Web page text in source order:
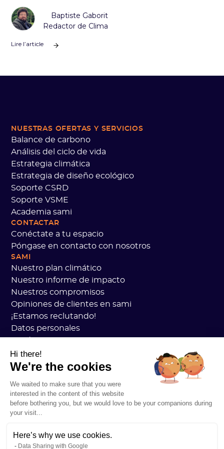
Baptiste Gaborit
Redactor de Clima
Lire l’article
NUESTRAS OFERTAS Y SERVICIOS
Balance de carbono
Análisis del ciclo de vida
Estrategia climática
Estrategia de diseño ecológico
Soporte CSRD
Soporte VSME
Academia sami
CONTACTAR
Conéctate a tu espacio
Póngase en contacto con nosotros
SAMI
Nuestro plan climático
Nuestro informe de impacto
Nuestros compromisos
Opiniones de clientes en sami
¡Estamos reclutando!
Datos personales
seguridad
Estado de los servicios
RECURSOS
Plan general de carbono
Práctica de carbono abierto
Nuestro blog
Comprenda todo sobre la huella de carbono
Hi there!
We're the cookies
We waited to make sure that you were
interested in the content of this website
before bothering you, but we would love to be your companions during
your visit...
Here’s why we use cookies.
Data Sharing with Google